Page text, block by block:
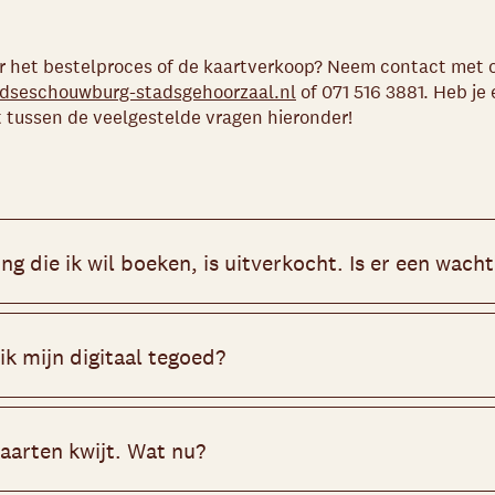
het bestelproces of de kaartverkoop? Neem contact met
stadsgehoorzaal.nl of 071 516 3881. Heb
de veelgestelde vragen hieronder!
die ik wil boeken, is uitverkocht. Is er een
is uitverkocht, verschijnt de optie wachtlijst
8 kaarten reserveren. Je reservering is gratis en
dus niet per se te kopen als we contact met je
de volgende persoon op de wachtlijst.
mijn digitaal tegoed?
is verbonden aan je e-mailadres en vind je nainloggen
is vanaf het moment van uitgave twee jaar geldig.
kwijt. Wat nu?